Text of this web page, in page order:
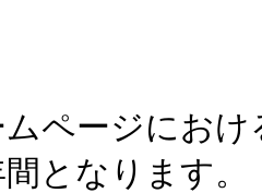
ページにお
となります。